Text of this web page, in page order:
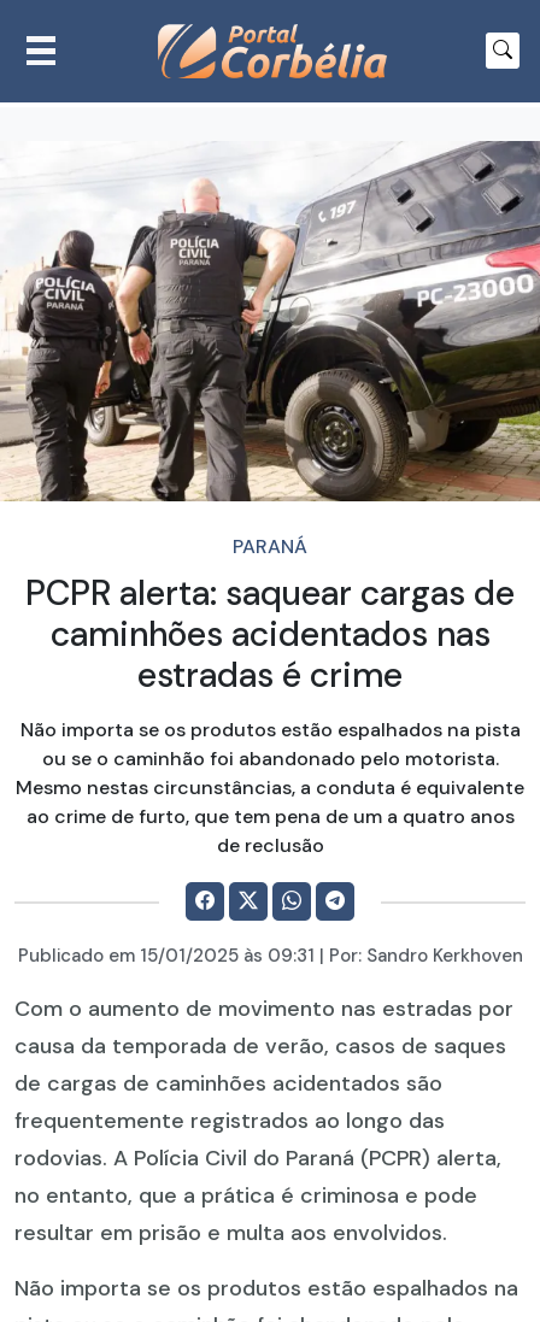
PARANÁ
PCPR alerta: saquear cargas de
caminhões acidentados nas
estradas é crime
Não importa se os produtos estão espalhados na pista
ou se o caminhão foi abandonado pelo motorista.
Mesmo nestas circunstâncias, a conduta é equivalente
ao crime de furto, que tem pena de um a quatro anos
de reclusão
Publicado em 15/01/2025às 09:31 | Por: Sandro Kerkhoven
Com o aumento de movimento nas estradas por
causa da temporada de verão, casos de saques
de cargas de caminhões acidentados são
frequentemente registrados ao longo das
rodovias. A Polícia Civil do Paraná (PCPR) alerta,
no entanto, que a prática é criminosa e pode
resultar em prisão e multa aos envolvidos.
Não importa se os produtos estão espalhados na